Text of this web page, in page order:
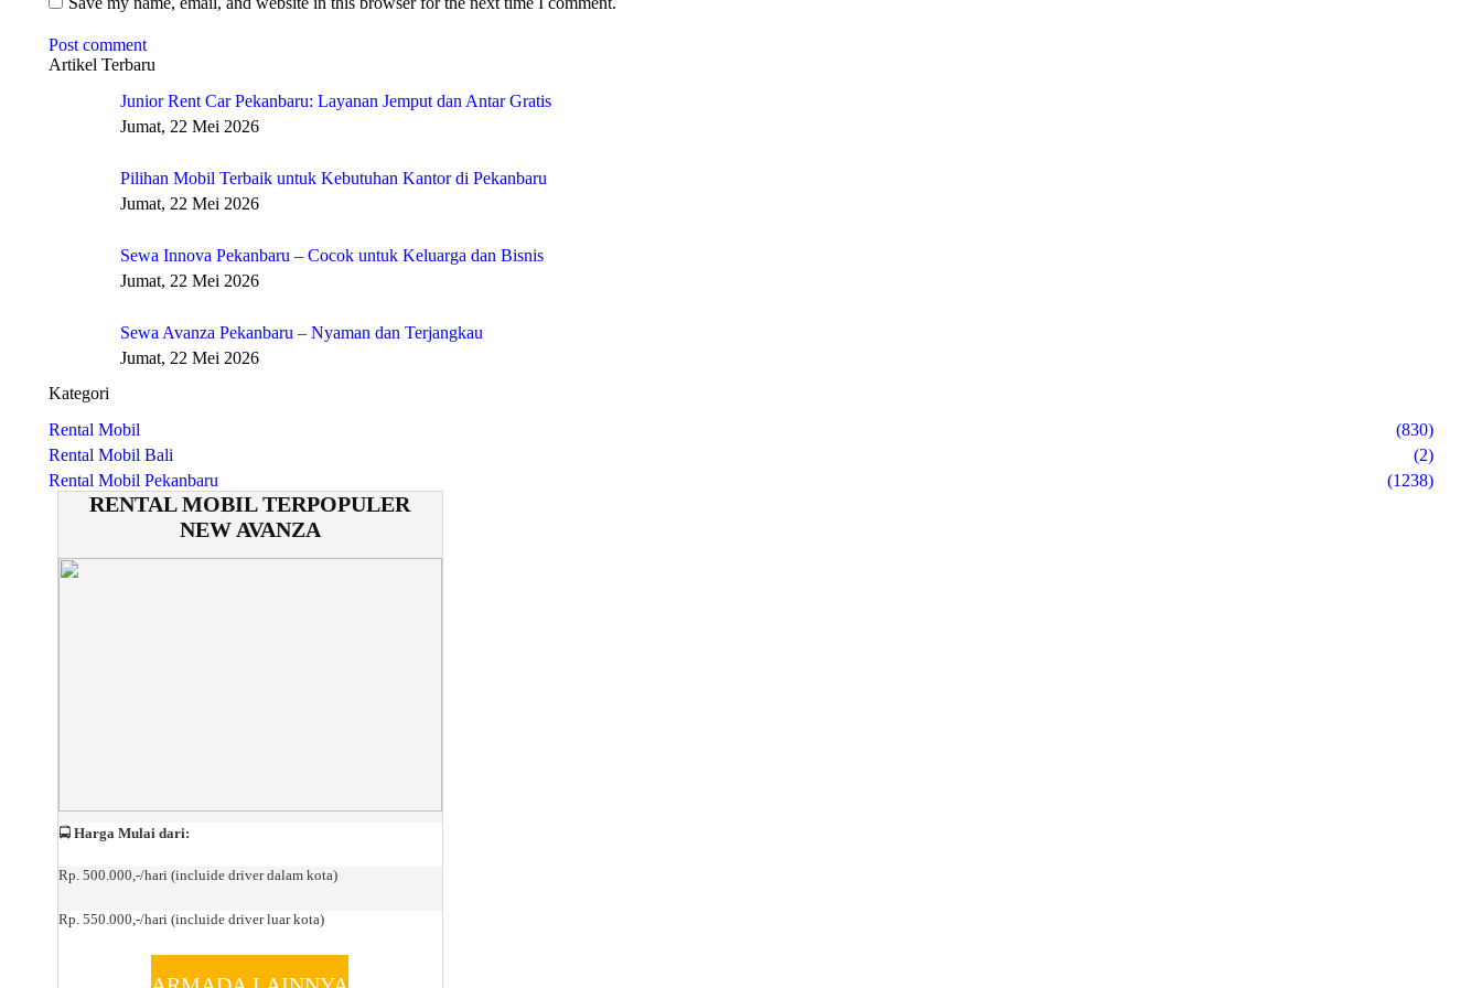
Post comment
Artikel Terbaru
Junior Rent Car Pekanbaru: Layanan Jemput dan Antar Gratis
Jumat, 22 Mei 2026
Pilihan Mobil Terbaik untuk Kebutuhan Kantor di Pekanbaru
Jumat, 22 Mei 2026
Sewa Innova Pekanbaru – Cocok untuk Keluarga dan Bisnis
Jumat, 22 Mei 2026
Sewa Avanza Pekanbaru – Nyaman dan Terjangkau
Jumat, 22 Mei 2026
Kategori
Rental Mobil
(830)
Rental Mobil Bali
(2)
Rental Mobil Pekanbaru
(1238)
RENTAL MOBIL TERPOPULER
NEW AVANZA
🚍 Harga Mulai dari:
Rp. 500.000,-/hari (incluide driver dalam kota)
Rp. 550.000,-/hari (incluide driver luar kota)